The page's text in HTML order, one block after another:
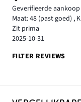
Geverifieerde aankoop
Maat: 48 (past goed) ,
Zit prima
2025-10-31
FILTER REVIEWS